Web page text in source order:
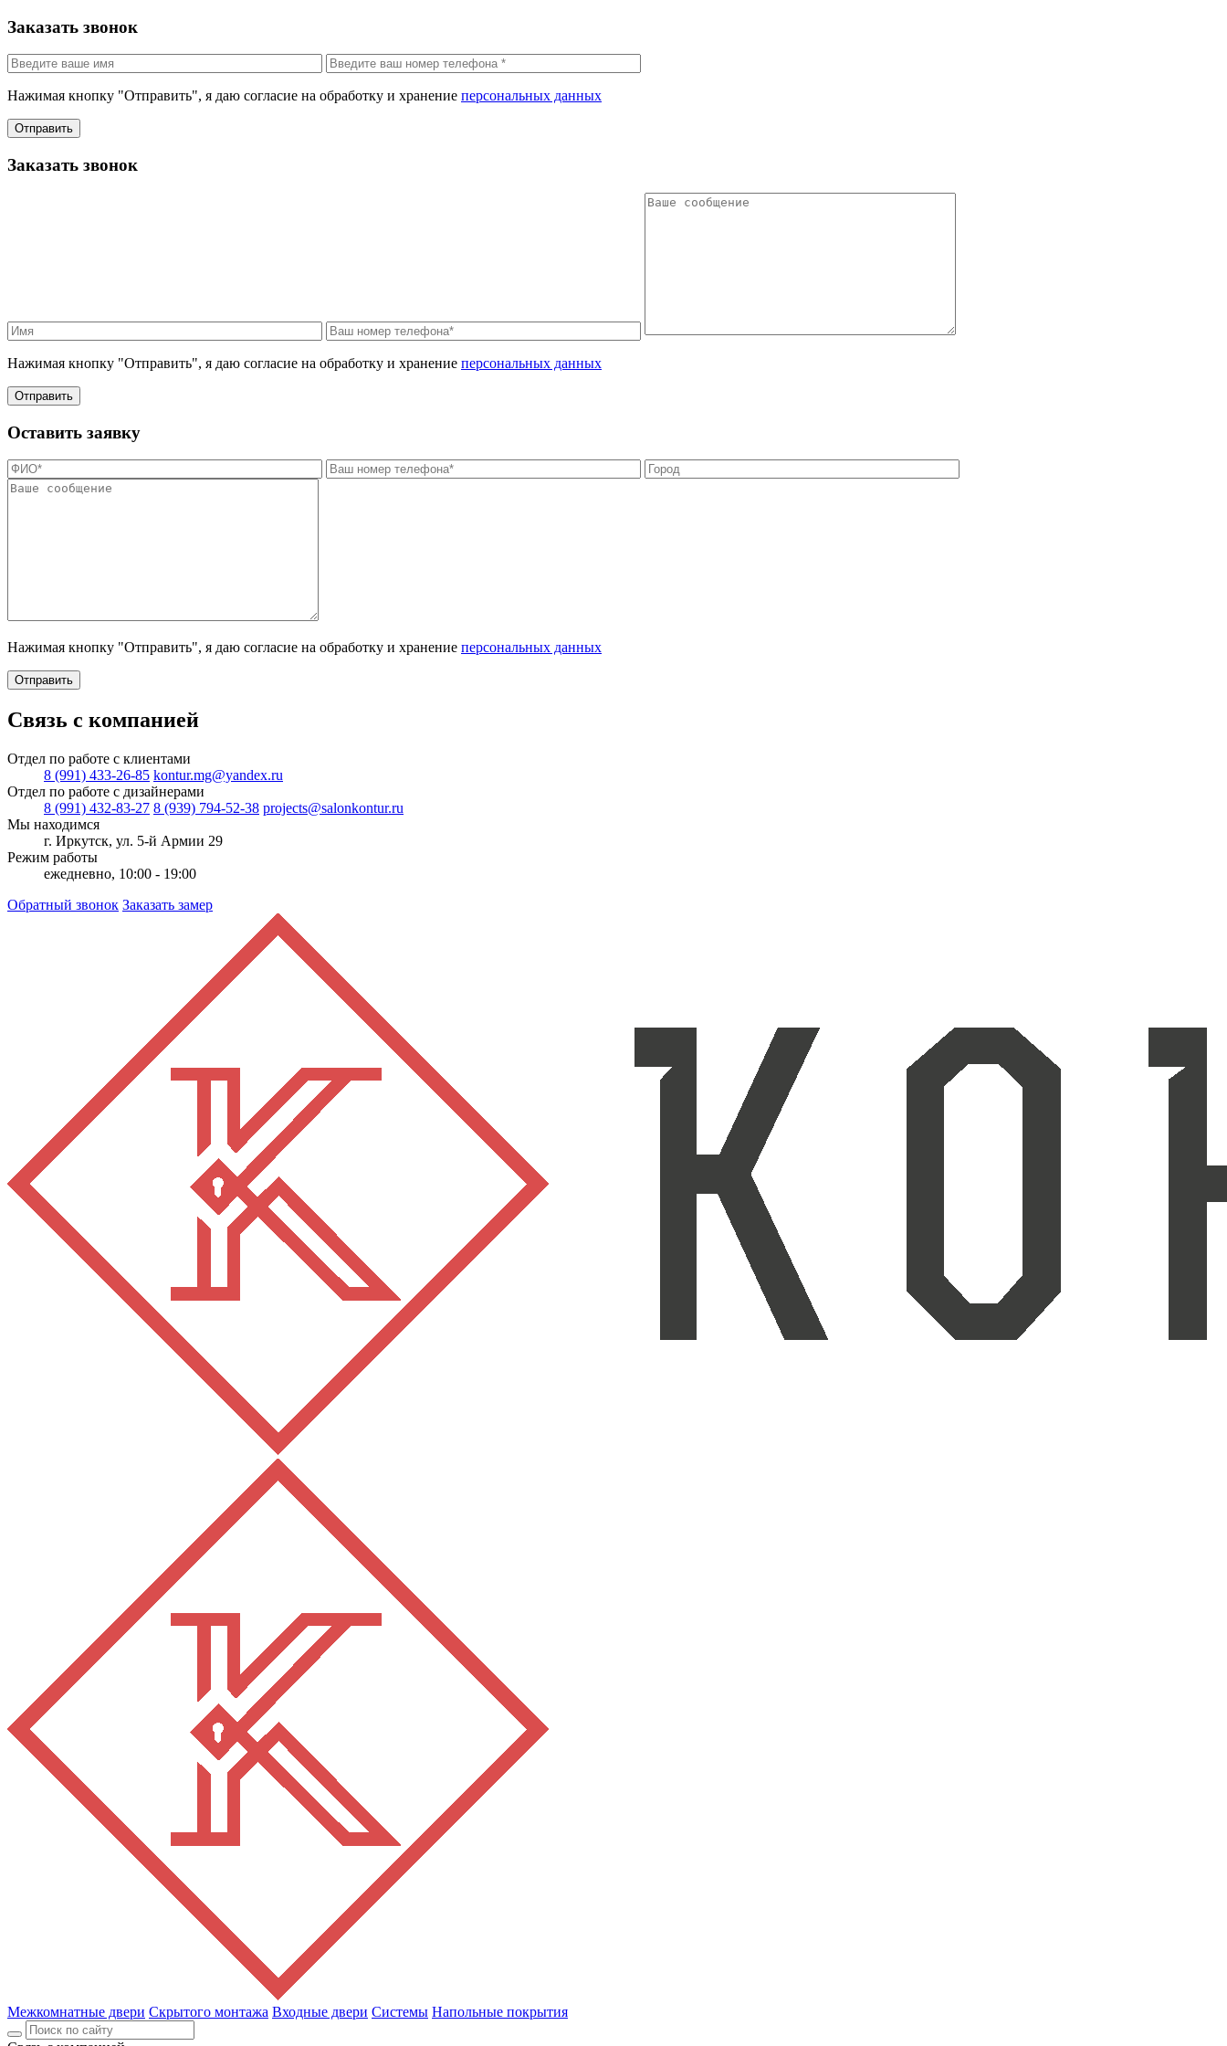
Заказать звонок
Нажимая кнопку "Отправить", я даю согласие на обработку и хранение персональных данных
Отправить
Заказать звонок
Нажимая кнопку "Отправить", я даю согласие на обработку и хранение персональных данных
Отправить
Оставить заявку
Нажимая кнопку "Отправить", я даю согласие на обработку и хранение персональных данных
Отправить
Связь с компанией
Отдел по работе с клиентами
8 (991) 433-26-85 kontur.mg@yandex.ru
Отдел по работе с дизайнерами
8 (991) 432-83-27 8 (939) 794-52-38 projects@salonkontur.ru
Мы находимся
г. Иркутск, ул. 5-й Армии 29
Режим работы
ежедневно, 10:00 - 19:00
Обратный звонок Заказать замер
Межкомнатные двери Скрытого монтажа Входные двери Системы Напольные покрытия